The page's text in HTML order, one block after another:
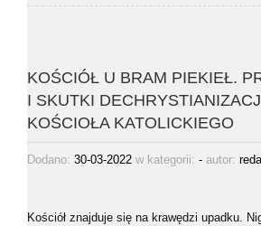
KOŚCIÓŁ U BRAM PIEKIEŁ.
I SKUTKI
KOŚCIOŁA KATOLICKIEGO
Dodano: 30-03-2022w kategorii: -autor:
Kościół znajduje się na krawędzi upadku.